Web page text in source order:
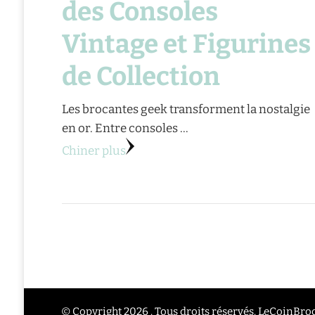
des Consoles
Vintage et Figurines
de Collection
Les brocantes geek transforment la nostalgie
en or. Entre consoles …
Chiner plus
© Copyright 2026 . Tous droits réservés.